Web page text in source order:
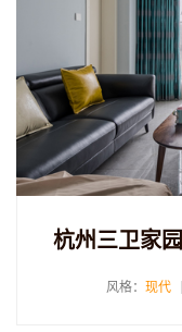
杭州三卫家
风格： 现代